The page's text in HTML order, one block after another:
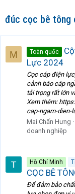
đúc cọc bê tông
M Toàn quốc
Lực 2024
Cọc cáp điện
cảnh báo cáp
tải trọng rất lớn
Xem thêm:
cap-ngam-dien-
Mai Chấn Hưng
doanh nghiệp
Hồ Chí Minh
CỌC BÊ
Để đảm bảo